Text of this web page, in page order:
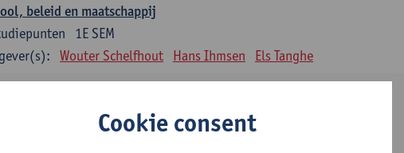
beleid en maatschappij
1E SEM
Wouter Schelfhout Hans Ihmsen Els Tanghe
2E SEM
Aster Van Mieghem Astrid Cerpentier
Cookie consent